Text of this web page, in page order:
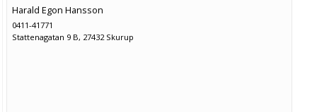
Harald Egon Hansson
0411-41771
Stattenagatan 9 B, 27432 Skurup